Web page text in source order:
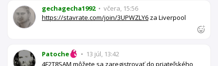
gechagecha1992 • včera, 15:56
https://stavrate.com/join/3UPWZLY6 za Liverpool
Patoche • 13 júl, 13:42
4F2T8SAM môžete sa zaregistrovať do priateľského